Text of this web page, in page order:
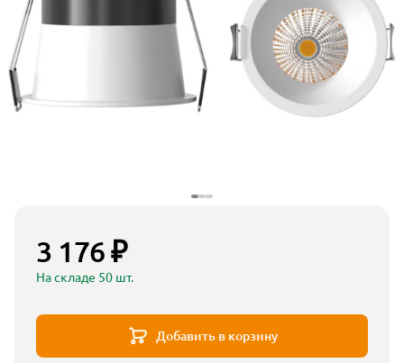
3 176 ₽
На складе 50 шт.
Добавить в корзину